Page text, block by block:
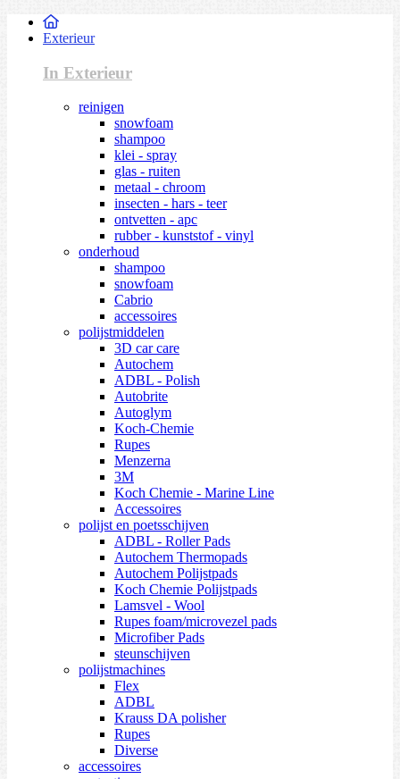
Exterieur
In Exterieur
reinigen
snowfoam
shampoo
klei - spray
glas - ruiten
metaal - chroom
insecten - hars - teer
ontvetten - apc
rubber - kunststof - vinyl
onderhoud
shampoo
snowfoam
Cabrio
accessoires
polijstmiddelen
3D car care
Autochem
ADBL - Polish
Autobrite
Autoglym
Koch-Chemie
Rupes
Menzerna
3M
Koch Chemie - Marine Line
Accessoires
polijst en poetsschijven
ADBL - Roller Pads
Autochem Thermopads
Autochem Polijstpads
Koch Chemie Polijstpads
Lamsvel - Wool
Rupes foam/microvezel pads
Microfiber Pads
steunschijven
polijstmachines
Flex
ADBL
Krauss DA polisher
Rupes
Diverse
accessoires